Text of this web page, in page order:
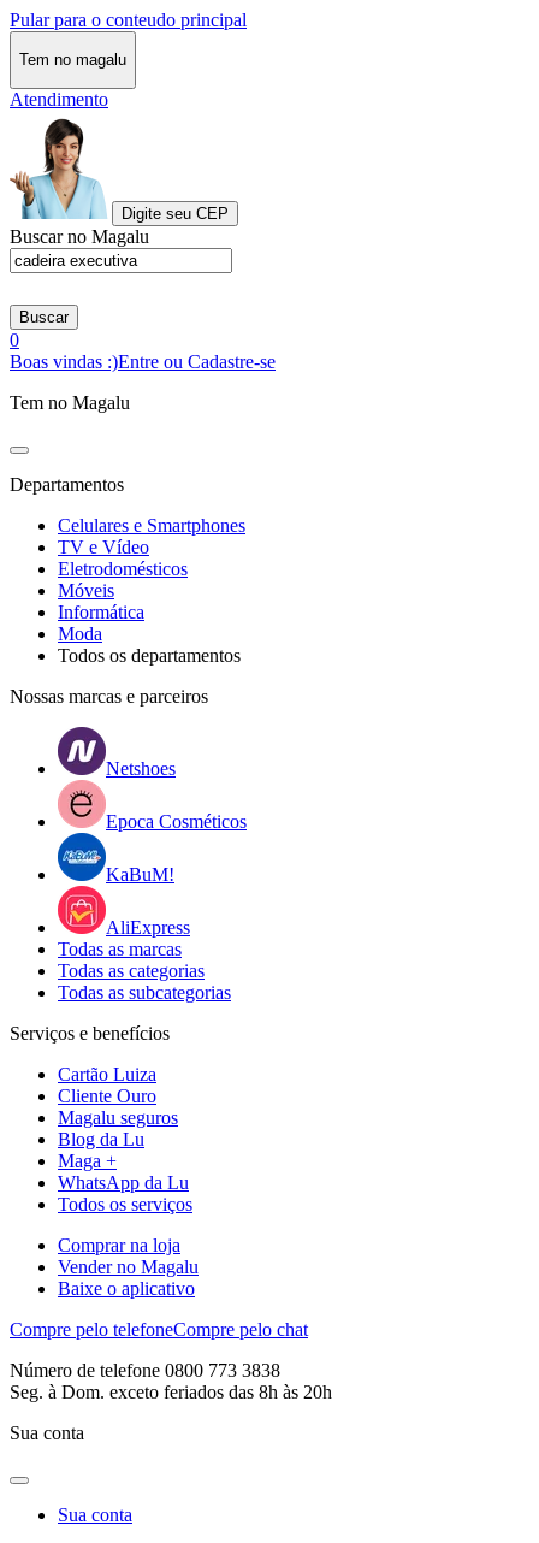
Pular para o conteudo principal
Tem no magalu
Atendimento
Digite seu CEP
Buscar no Magalu
Buscar
0
Boas vindas :)Entre ou Cadastre-se
Tem no Magalu
Departamentos
Celulares e Smartphones
TV e Vídeo
Eletrodomésticos
Móveis
Informática
Moda
Todos os departamentos
Nossas marcas e parceiros
Netshoes
Epoca Cosméticos
KaBuM!
AliExpress
Todas as marcas
Todas as categorias
Todas as subcategorias
Serviços e benefícios
Cartão Luiza
Cliente Ouro
Magalu seguros
Blog da Lu
Maga +
WhatsApp da Lu
Todos os serviços
Comprar na loja
Vender no Magalu
Baixe o aplicativo
Compre pelo telefoneCompre pelo chat
Número de telefone 0800 773 3838
Seg. à Dom. exceto feriados das 8h às 20h
Sua conta
Sua conta